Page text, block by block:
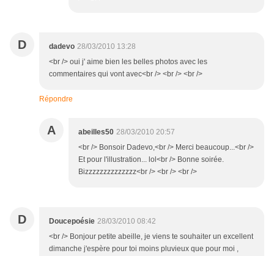
D dadevo 28/03/2010 13:28
<br /> oui j' aime bien les belles photos avec les
commentaires qui vont avec<br /> <br /> <br />
Répondre
A abeilles50 28/03/2010 20:57
<br /> Bonsoir Dadevo,<br /> Merci beaucoup...<br />
Et pour l'illustration... lol<br /> Bonne soirée.
Bizzzzzzzzzzzzzz<br /> <br /> <br />
D Doucepoésie 28/03/2010 08:42
<br /> Bonjour petite abeille, je viens te souhaiter un excellent
dimanche j'espère pour toi moins pluvieux que pour moi ,